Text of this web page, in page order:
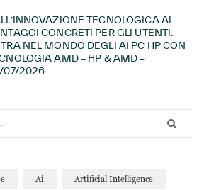
TECNOLOGICA AI
CONCRETI PER GLI UTENTI.
NEL MONDO DEGLI AI PC HP CON
AMD – HP & AMD –
07/2026
Ai Artificial Intelligence